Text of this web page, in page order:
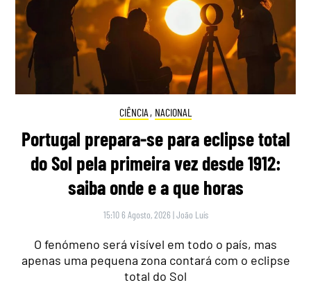
CIÊNCIA , NACIONAL
Portugal prepara-se para eclipse total
do Sol pela primeira vez desde 1912:
saiba onde e a que horas
15:10 6 Agosto, 2026 |João Luís
O fenómeno será visível em todo o país, mas
apenas uma pequena zona contará com o eclipse
total do Sol